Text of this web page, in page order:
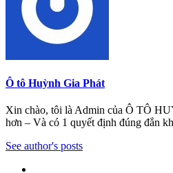
Ô tô Huỳnh Gia Phát
Xin chào, tôi là Admin của Ô TÔ
hơn – Và có 1 quyết định đúng đắn
See author's posts